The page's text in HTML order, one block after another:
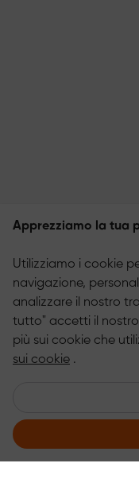
Apprezziamo la tua
Utilizziamo i cookie
navigazione,
analizzare il nostro
tutto" accetti il nostro
più sui cookie che
sui cookie .